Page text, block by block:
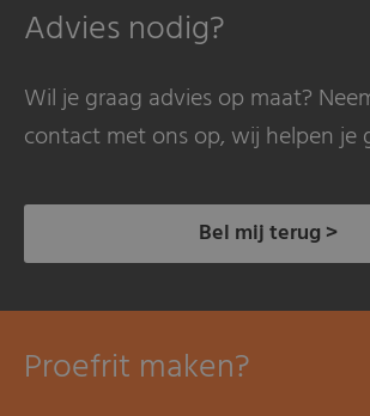
Advies nodig?
Wil je graag advies op maat?
contact met ons op, wij helpen je
Bel mij terug >
Proefrit maken?